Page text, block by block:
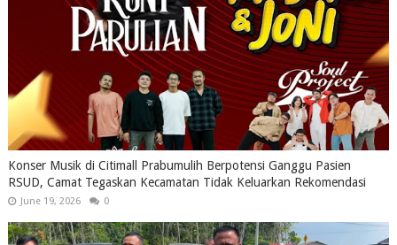
Konser Musik di Citimall Prabumulih Berpotensi Ganggu Pasien
RSUD, Camat Tegaskan Kecamatan Tidak Keluarkan Rekomendasi
June 19, 2026 0